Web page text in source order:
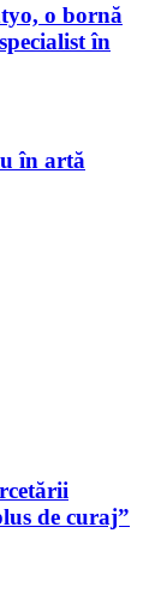
o bornă
în
în artă
de curaj”